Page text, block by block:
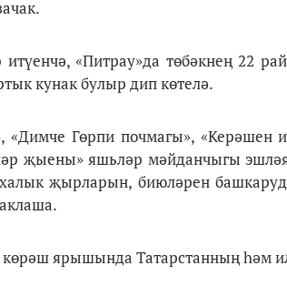
«Питрау»да төбәкнең 22
кунак булыр дип көтелә.
«Димче Гөрпи почмагы», «Керәшен
җыены» яшьләр мәйданчыгы
җырларын, биюләрен
ярышында Татарстанның һәм